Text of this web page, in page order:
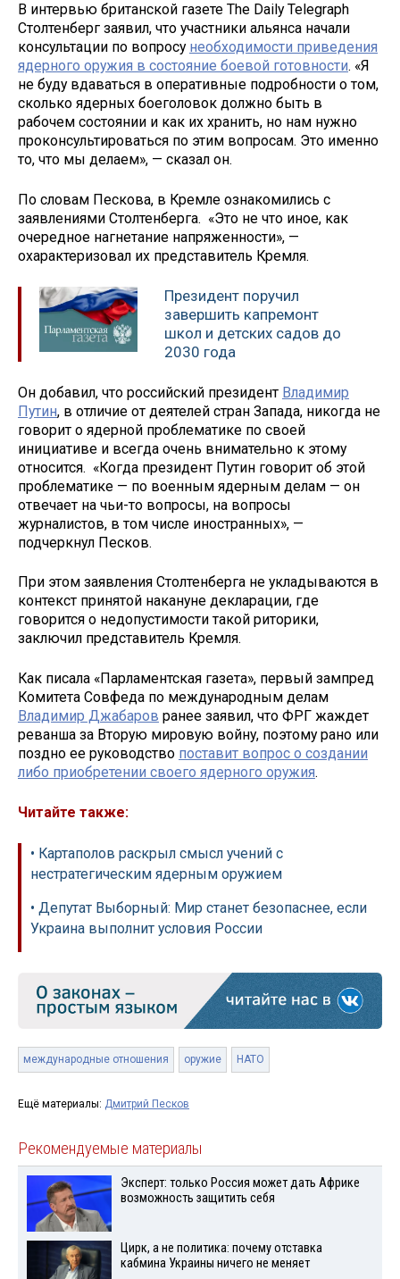
В интервью британской газете The Daily Telegraph
Столтенберг заявил, что участники альянса начали
консультации по вопросу необходимости приведения
ядерного оружия в состояние боевой готовности. «Я
не буду вдаваться в оперативные подробности о том,
сколько ядерных боеголовок должно быть в
рабочем состоянии и как их хранить, но нам нужно
проконсультироваться по этим вопросам. Это именно
то, что мы делаем», — сказал он.
По словам Пескова, в Кремле ознакомились с
заявлениями Столтенберга. «Это не что иное, как
очередное нагнетание напряженности», —
охарактеризовал их представитель Кремля.
Президент поручил
завершить капремонт
школ и детских садов до
2030 года
Он добавил, что российский президент Владимир
Путин, в отличие от деятелей стран Запада, никогда не
говорит о ядерной проблематике по своей
инициативе и всегда очень внимательно к этому
относится. «Когда президент Путин говорит об этой
проблематике — по военным ядерным делам — он
отвечает на чьи-то вопросы, на вопросы
журналистов, в том числе иностранных», —
подчеркнул Песков.
При этом заявления Столтенберга не укладываются в
контекст принятой накануне декларации, где
говорится о недопустимости такой риторики,
заключил представитель Кремля.
Как писала «Парламентская газета», первый зампред
Комитета Совфеда по международным делам
Владимир Джабаров ранее заявил, что ФРГ жаждет
реванша за Вторую мировую войну, поэтому рано или
поздно ее руководство поставит вопрос о создании
либо приобретении своего ядерного оружия.
Читайте также:
• Картаполов раскрыл смысл учений с
нестратегическим ядерным оружием
• Депутат Выборный: Мир станет безопаснее, если
Украина выполнит условия России
международные отношения оружие НАТО
Ещё материалы: Дмитрий Песков
Рекомендуемые материалы
Эксперт: только Россия может дать Африке
возможность защитить себя
Цирк, а не политика: почему отставка
кабмина Украины ничего не меняет